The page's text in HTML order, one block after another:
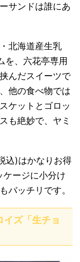
サンドは誰にあ
北海道産生乳
を、六花亭専用
んだスイーツで
他の食べ物では
ケットとゴロッ
も絶妙で、ヤミ
込)はかなりお得
ケージに小分け
バッチリです。
ズ「生チョ